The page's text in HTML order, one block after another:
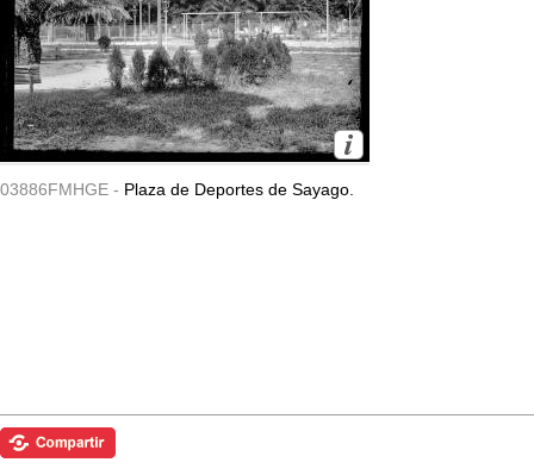
03886FMHGE - Plaza de Deportes de Sayago.